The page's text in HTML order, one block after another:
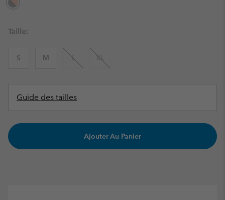
Taille:
S M L XL
Guide des tailles
Ajouter Au Panier